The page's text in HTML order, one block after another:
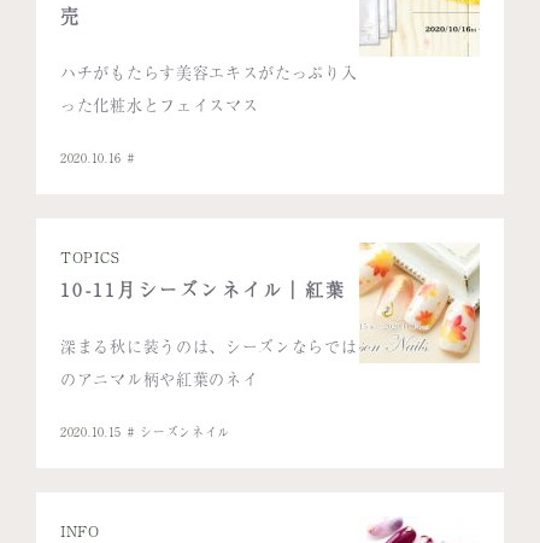
売
ハチがもたらす美容エキスがたっぷり入
った化粧水とフェイスマス
2020.10.16
TOPICS
10-11月シーズンネイル｜紅葉
深まる秋に装うのは、シーズンならでは
のアニマル柄や紅葉のネイ
2020.10.15 シーズンネイル
INFO